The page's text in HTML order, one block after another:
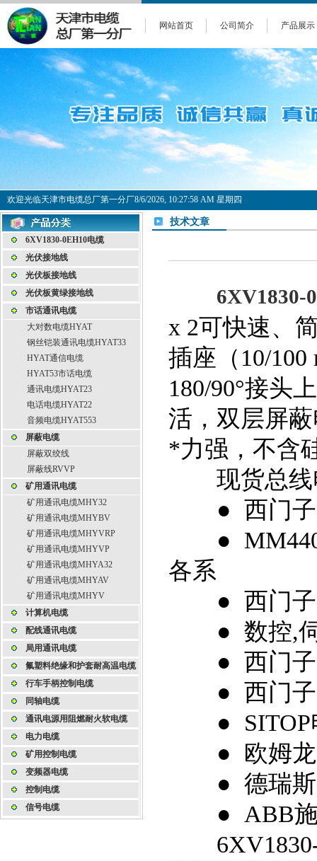
网站首页 公司简介 产品展示
欢迎光临天津市电缆总厂第一分厂8/6/2026, 10:27:58 AM 星期四
6XV1830-0EH10电缆
光伏接地线
光伏板接地线
光伏板黄绿接地线
市话通讯电缆
大对数电缆HYAT
钢丝铠装通讯电缆HYAT33
HYAT通信电缆
HYAT53市话电缆
通讯电缆HYAT23
电话电缆HYAT22
音频电缆HYAT553
屏蔽电缆
屏蔽双绞线
屏蔽线RVVP
矿用通讯电缆
矿用通讯电缆MHY32
矿用通讯电缆MHYBV
矿用通讯电缆MHYVRP
矿用通讯电缆MHYVP
矿用通讯电缆MHYA32
矿用通讯电缆MHYAV
矿用通讯电缆MHYV
计算机电缆
配线通讯电缆
局用通讯电缆
氟塑料绝缘和护套耐高温电缆
行车手柄控制电缆
同轴电缆
通讯电源用阻燃耐火软电缆
电力电缆
矿用控制电缆
变频器电缆
控制电缆
信号电缆
技术文章
6XV1830-
x 2可快速、
插座（10/
180/90°接头
活，双层屏
*力强，不含
现货总线
● 西门子
● MM440/
各系
● 西门子
● 数控,伺
● 西门子全
● 西门子
● SITOP
● 欧姆龙
● 德瑞斯
● ABB施
6XV1830-